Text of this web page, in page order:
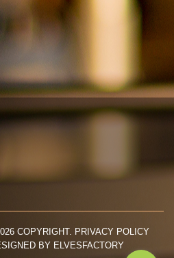
COPYRIGHT. PRIVACY POLICY
BY ELVESFACTORY